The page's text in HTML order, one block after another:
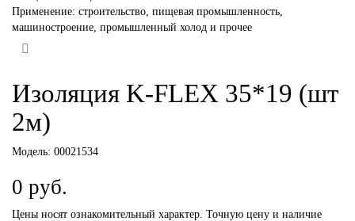
Применение: строительство, пищевая промышленность,
машиностроение, промышленный холод и прочее
Изоляция K-FLEX 35*19 (шт
2м)
Модель: 00021534
0 руб.
Цены носят ознакомительный характер. Точную цену и наличие